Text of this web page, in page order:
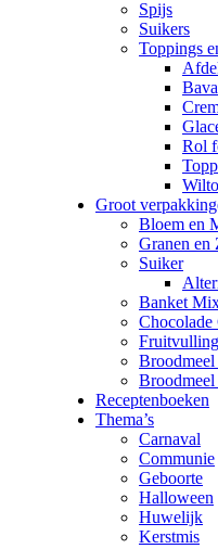
Spijs
Suikers
Toppings
Rol
Groot
Bloem en
Granen en
Suiker
Banket
Chocolade
Receptenboeken
Thema’s
Carnaval
Communie
Geboorte
Halloween
Huwelijk
Kerstmis